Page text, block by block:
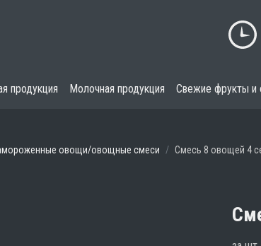
продукция Молочная продукция Свежие фрукты и
овощи/овощные смеси Смесь 8 овощей 4